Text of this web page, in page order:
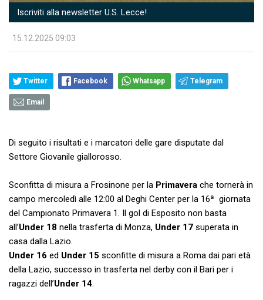
Iscriviti alla newsletter U.S. Lecce!
15.12.2025 09:03
Twitter Facebook Whatsapp Telegram
Email
Di seguito i risultati e i marcatori delle gare disputate dal
Settore Giovanile giallorosso.
Sconfitta di misura a Frosinone per la Primavera che tornerà in
campo mercoledì alle 12:00 al Deghi Center per la 16ª giornata
del Campionato Primavera 1. Il gol di Esposito non basta
all’Under 18 nella trasferta di Monza, Under 17 superata in
casa dalla Lazio.
Under 16 ed Under 15 sconfitte di misura a Roma dai pari età
della Lazio, successo in trasferta nel derby con il Bari per i
ragazzi dell’Under 14.